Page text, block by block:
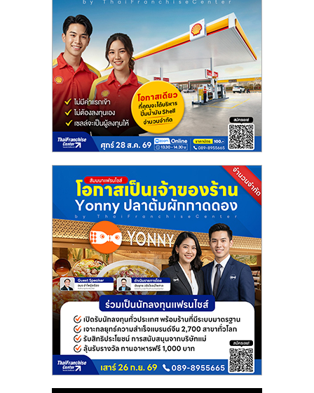
ไชส์
ขาย
แฟ
ไชส์
แฟ
ไชส์
ขาย
หน้า